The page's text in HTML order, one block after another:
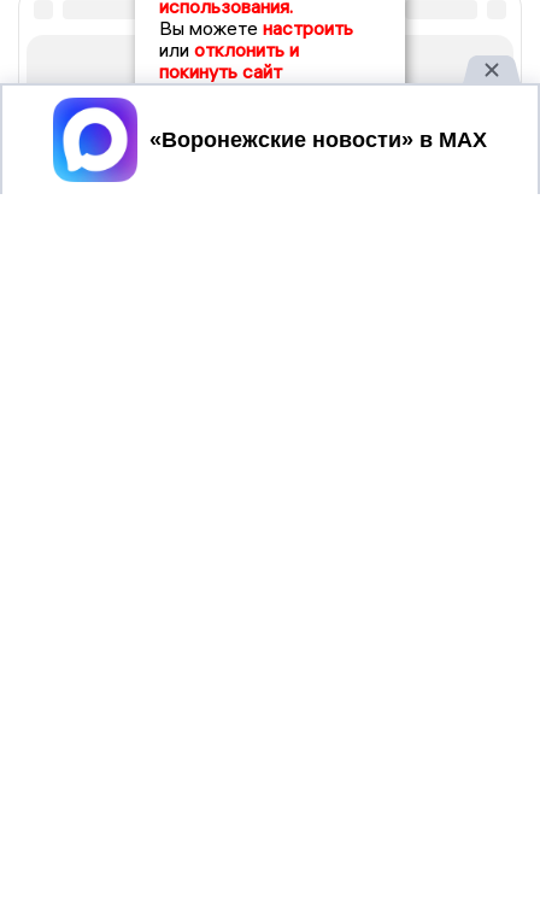
использования.
Вы можете настроить
или отклонить и
покинуть сайт
Принять